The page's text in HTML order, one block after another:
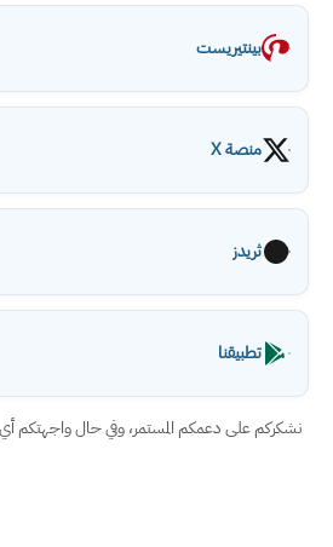
بينتيريست
منصة X
ثريدز
تطبيقنا
نشكركم على دعمكم المستمر، وفي حال واجهتكم أي